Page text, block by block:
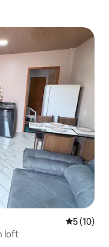
5 (10)
loft